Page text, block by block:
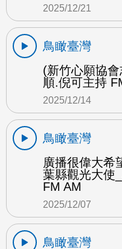
2025/12/21
鳥瞰臺灣
(新竹心願協
順.倪可主持
2025/12/14
鳥瞰臺灣
廣播很偉大希
葉縣觀光大使
FM AM
2025/12/07
鳥瞰臺灣